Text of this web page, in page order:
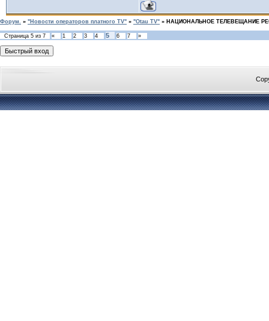
Форум. » "Новости операторов платного TV" » "Otau TV" » НАЦИОНАЛЬНОЕ ТЕЛЕВЕЩАНИЕ
Страница 5 из 7 « 1 2 3 4 5 6 7 »